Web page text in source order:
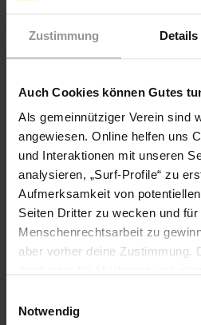
Zustimmung Details
Auch Cookies können Gutes
Als gemeinnütziger Verein sind
angewiesen. Online helfen uns
und Interaktionen mit unseren
analysieren, „Surf-Profile“ zu
Aufmerksamkeit von
Seiten Dritter zu wecken und für
Menschenrechtsarbeit zu
aber vorher deine Zustimmung.
wieder ändern. Diesen Banner
Notwendig
Was meinen Sie mit Dammbruch-
Ich glaube, dass an vulnerablen
werden, die bei Gruppen mit
großer Empörung führen würden.
Jahrhunderts betrifft das meist
Menschen. Gesetzesänderungen,
waren, sind plötzlich möglich.
viel leichter, das auf die nächste
am Ende betrifft es alle.